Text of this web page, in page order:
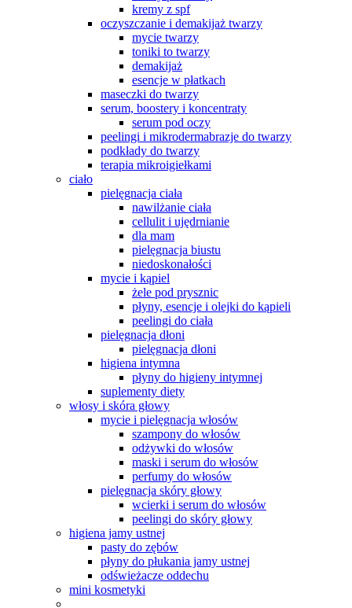
kremy z spf
oczyszczanie i demakijaż twarzy
mycie twarzy
toniki to twarzy
demakijaż
esencje w płatkach
maseczki do twarzy
serum, boostery i koncentraty
serum pod oczy
peelingi i mikrodermabrazje do twarzy
podkłady do twarzy
terapia mikroigiełkami
ciało
pielęgnacja ciała
nawilżanie ciała
cellulit i ujędrnianie
dla mam
pielęgnacja biustu
niedoskonałości
mycie i kąpiel
żele pod prysznic
płyny, esencje i olejki do kąpieli
peelingi do ciała
pielęgnacja dłoni
pielęgnacja dłoni
higiena intymna
płyny do higieny intymnej
suplementy diety
włosy i skóra głowy
mycie i pielęgnacja włosów
szampony do włosów
odżywki do włosów
maski i serum do włosów
perfumy do włosów
pielęgnacja skóry głowy
wcierki i serum do włosów
peelingi do skóry głowy
higiena jamy ustnej
pasty do zębów
płyny do płukania jamy ustnej
odświeżacze oddechu
mini kosmetyki